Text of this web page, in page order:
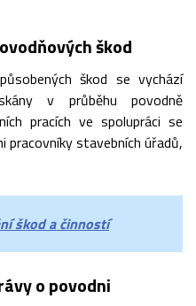
škod
škod se vychází
v průběhu povodně
pracích ve spolupráci se
pracovníky stavebních úřadů,
škod a činností
o povodni